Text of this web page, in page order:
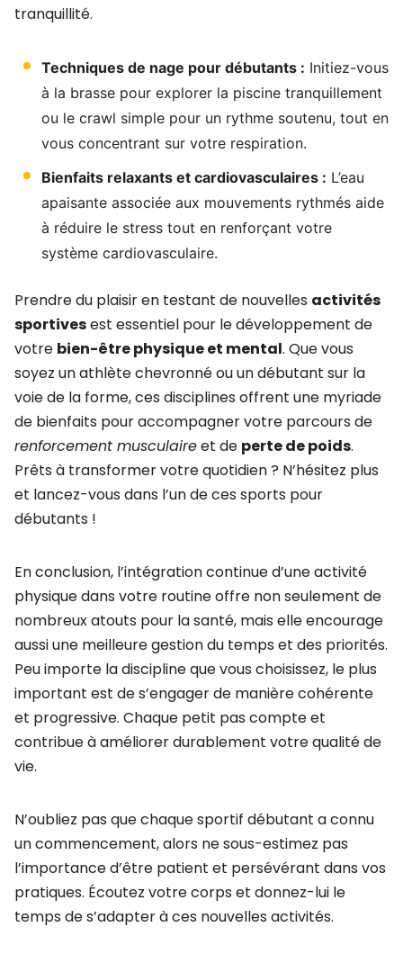
tranquillité.
Techniques de nage pour débutants : Initiez-vous
à la brasse pour explorer la piscine tranquillement
ou le crawl simple pour un rythme soutenu, tout en
vous concentrant sur votre respiration.
Bienfaits relaxants et cardiovasculaires : L’eau
apaisante associée aux mouvements rythmés aide
à réduire le stress tout en renforçant votre
système cardiovasculaire.
Prendre du plaisir en testant de nouvelles activités
sportivesest essentiel pour le développement de
votre bien-être physique et mental. Que vous
soyez un athlète chevronné ou un débutant sur la
voie de la forme, ces disciplines offrent une myriade
de bienfaits pour accompagner votre parcours de
renforcement musculaireet de perte de poids.
Prêts à transformer votre quotidien ? N’hésitez plus
et lancez-vous dans l’un de ces sports pour
débutants !
En conclusion, l’intégration continue d’une activité
physique dans votre routine offre non seulement de
nombreux atouts pour la santé, mais elle encourage
aussi une meilleure gestion du temps et des priorités.
Peu importe la discipline que vous choisissez, le plus
important est de s’engager de manière cohérente
et progressive. Chaque petit pas compte et
contribue à améliorer durablement votre qualité de
vie.
N’oubliez pas que chaque sportif débutant a connu
un commencement, alors ne sous-estimez pas
l’importance d’être patient et persévérant dans vos
pratiques. Écoutez votre corps et donnez-lui le
temps de s’adapter à ces nouvelles activités.